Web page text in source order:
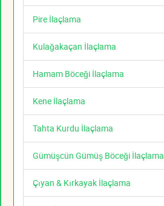
Pire İlaçlama
Kulağakaçan İlaçlama
Hamam Böceği İlaçlama
Kene İlaçlama
Tahta Kurdu İlaçlama
Gümüşcün Gümüş Böceği İlaçlama
Çıyan & Kırkayak İlaçlama